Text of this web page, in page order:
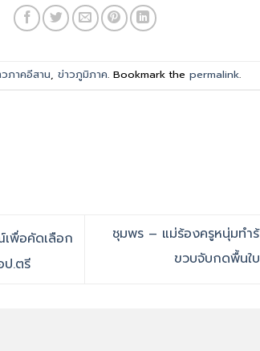
ภาคอีสาน, ข่าวภูมิภาค. Bookmark the permalink.
พื่อคัดเลือก
ป.ตรี
ชุมพร – แม่ร้องครูหนุ่มทำ
ขวบจับกดพื้นใ